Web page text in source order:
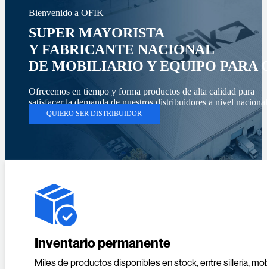
Bienvenido a OFIK
SUPER MAYORISTA
Y FABRICANTE NACIONAL
DE MOBILIARIO Y EQUIPO PARA
Ofrecemos en tiempo y forma productos de alta calidad para
satisfacer la demanda de nuestros distribuidores a nivel nacional
QUIERO SER DISTRIBUIDOR
Inventario permanente
Miles de productos disponibles en stock, entre sillería,